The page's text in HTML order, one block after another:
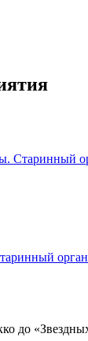
Старинный